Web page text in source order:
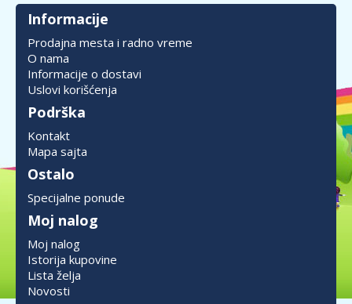
Informacije
Prodajna mesta i radno vreme
O nama
Informacije o dostavi
Uslovi korišćenja
Podrška
Kontakt
Mapa sajta
Ostalo
Specijalne ponude
Moj nalog
Moj nalog
Istorija kupovine
Lista želja
Novosti